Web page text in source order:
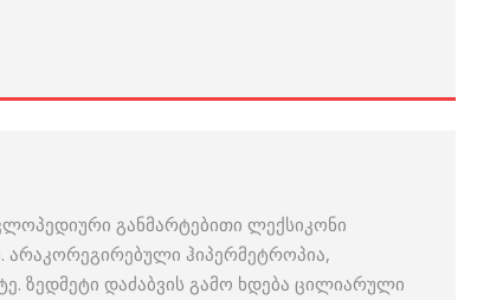
განმარტებითი ლექსიკონი
არაკორეგირებული ჰიპერმეტროპია,
ზედმეტი დაძაბვის გამო ხდება ცილიარული